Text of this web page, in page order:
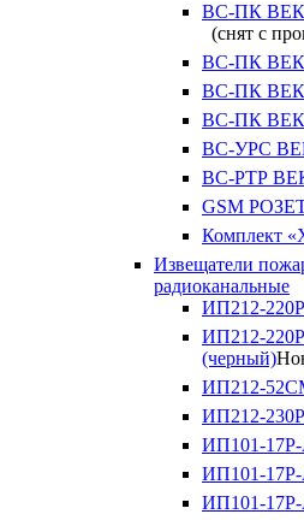
ВС-ПК
(снят с
ВС-ПК
ВС-ПК
ВС-ПК
ВС-УРС
ВС-РТР
GSM
Комплект
Извещатели
радиоканальные
ИП212-
ИП212-
(черный)
ИП212-
ИП212-
ИП101-17Р-
ИП101-
ИП101-17Р-